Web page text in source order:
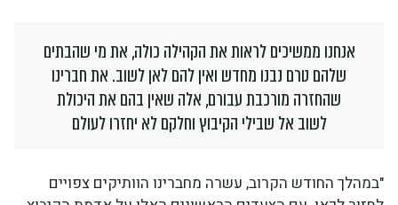
אנחנו ממשיכים לראות את הקהילה כולה, את מי שהבתים
שלהם טרם נבנו מחדש ואין להם לאן לשוב. את חברינו
שהחזרה מורכבת עבורם, אלה שאין בהם את היכולת
לשוב אל שבילי הקיבוץ וחלקם לא יחזרו לעולם
"במהלך החודש הקרוב, עשרה מחברינו הוותיקים צפויים